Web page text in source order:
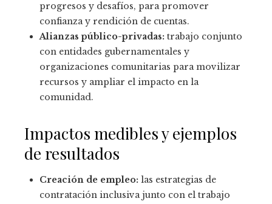
progresos y desafíos, para promover
confianza y rendición de cuentas.
Alianzas público-privadas: trabajo conjunto
con entidades gubernamentales y
organizaciones comunitarias para movilizar
recursos y ampliar el impacto en la
comunidad.
Impactos medibles y ejemplos
de resultados
Creación de empleo: las estrategias de
contratación inclusiva junto con el trabajo